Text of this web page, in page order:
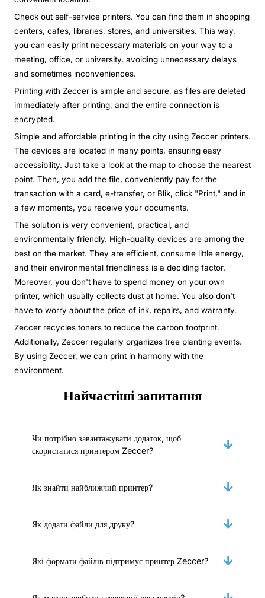
Check out self-service printers. You can find them in shopping
centers, cafes, libraries, stores, and universities. This way,
you can easily print necessary materials on your way to a
meeting, office, or university, avoiding unnecessary delays
and sometimes inconveniences.
Printing with Zeccer is simple and secure, as files are deleted
immediately after printing, and the entire connection is
encrypted.
Simple and affordable printing in the city using Zeccer printers.
The devices are located in many points, ensuring easy
accessibility. Just take a look at the map to choose the nearest
point. Then, you add the file, conveniently pay for the
transaction with a card, e-transfer, or Blik, click "Print," and in
a few moments, you receive your documents.
The solution is very convenient, practical, and
environmentally friendly. High-quality devices are among the
best on the market. They are efficient, consume little energy,
and their environmental friendliness is a deciding factor.
Moreover, you don't have to spend money on your own
printer, which usually collects dust at home. You also don't
have to worry about the price of ink, repairs, and warranty.
Zeccer recycles toners to reduce the carbon footprint.
Additionally, Zeccer regularly organizes tree planting events.
By using Zeccer, we can print in harmony with the
environment.
Найчастіші запитання
Чи потрібно завантажувати додаток, щоб
скористатися принтером Zeccer?
Як знайти найближчий принтер?
Як додати файли для друку?
Які формати файлів підтримує принтер Zeccer?